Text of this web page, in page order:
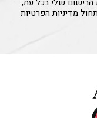
שלי בכל עת,
מדיניות הפרטיות